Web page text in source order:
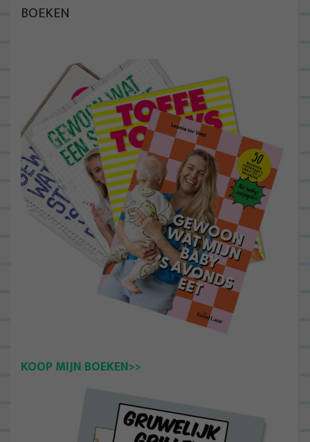
BOEKEN
KOOP MIJN BOEKEN>>